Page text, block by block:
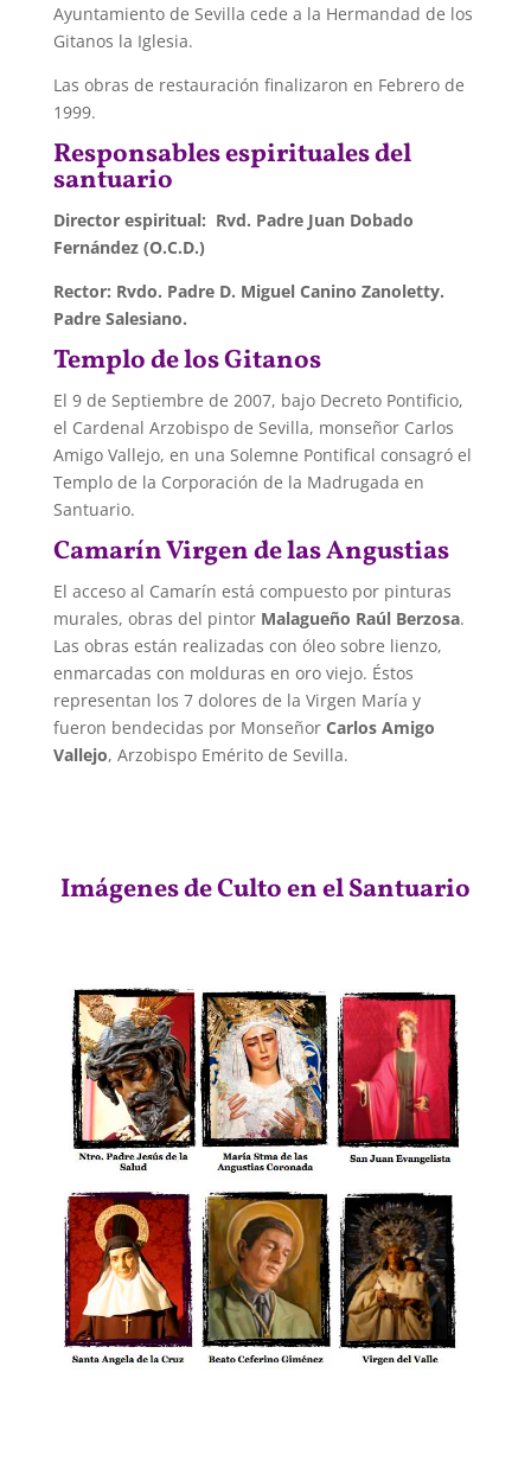
Ayuntamiento de Sevilla cede a la Hermandad de los
Gitanos la Iglesia.
Las obras de restauración finalizaron en Febrero de
1999.
Responsables espirituales del
santuario
Director espiritual: Rvd. Padre Juan Dobado
Fernández (O.C.D.)
Rector: Rvdo. Padre D. Miguel Canino Zanoletty.
Padre Salesiano.
Templo de los Gitanos
El 9 de Septiembre de 2007, bajo Decreto Pontificio,
el Cardenal Arzobispo de Sevilla, monseñor Carlos
Amigo Vallejo, en una Solemne Pontifical consagró el
Templo de la Corporación de la Madrugada en
Santuario.
Camarín Virgen de las Angustias
El acceso al Camarín está compuesto por pinturas
murales, obras del pintor Malagueño Raúl Berzosa.
Las obras están realizadas con óleo sobre lienzo,
enmarcadas con molduras en oro viejo. Éstos
representan los 7 dolores de la Virgen María y
fueron bendecidas por MonseñorCarlos Amigo
Vallejo, Arzobispo Emérito de Sevilla.
Imágenes de Culto en el Santuario